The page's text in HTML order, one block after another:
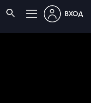
ВХОД